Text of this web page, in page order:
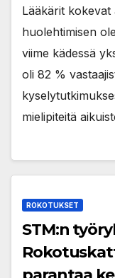
Lääkärit
huolehtimisen
viime kädessä
oli 82 %
mielipiteitä
ROKOTUKSET
STM:n